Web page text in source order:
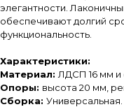
элегантности.
обеспечивают долгий
функциональность.
Характеристики:
Материал: ЛДСП 16 мм и
Опоры: высота 20 мм,
Сборка: Универсальная.